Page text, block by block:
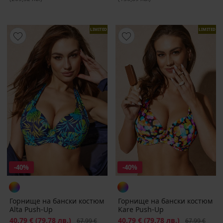
LIMITED
-40%
Горнище на бански костюм
Alta Push-Up
Намаление
40,79 € (79,78 лв.) Първоначална цена
67,99 €
LIMITED
-40%
Горнище на бански костюм
Kare Push-Up
Намаление
40,79 € (79,78 лв.)
67,99 €